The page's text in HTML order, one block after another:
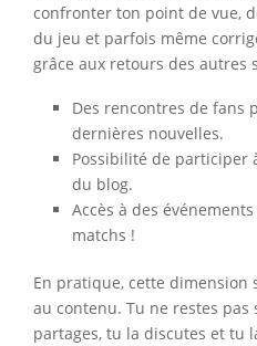
confronter ton point de vue,
du jeu et parfois même
grâce aux retours des autres
Des rencontres de fans
dernières nouvelles.
Possibilité de participer
du blog.
Accès à des
matchs !
En pratique, cette dimension
au contenu. Tu ne restes pas
partages, tu la discutes et tu